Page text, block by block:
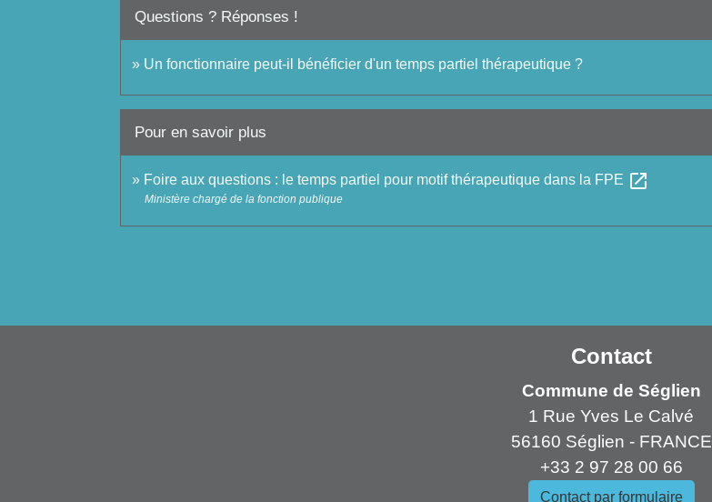
Questions ? Réponses !
Un fonctionnaire peut-il bénéficier d'un temps partiel thérapeutique ?
Pour en savoir plus
Foire aux questions : le temps partiel pour motif thérapeutique dans la FPE open_in_new
Ministère chargé de la fonction publique
Contact
Commune de Séglien
1 Rue Yves Le Calvé
56160 Séglien - FRANCE
+33 2 97 28 00 66
Contact par formulaire